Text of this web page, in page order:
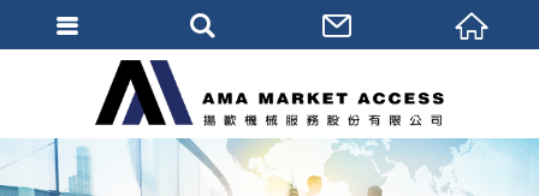
會員登入(燈箱)
加入會員